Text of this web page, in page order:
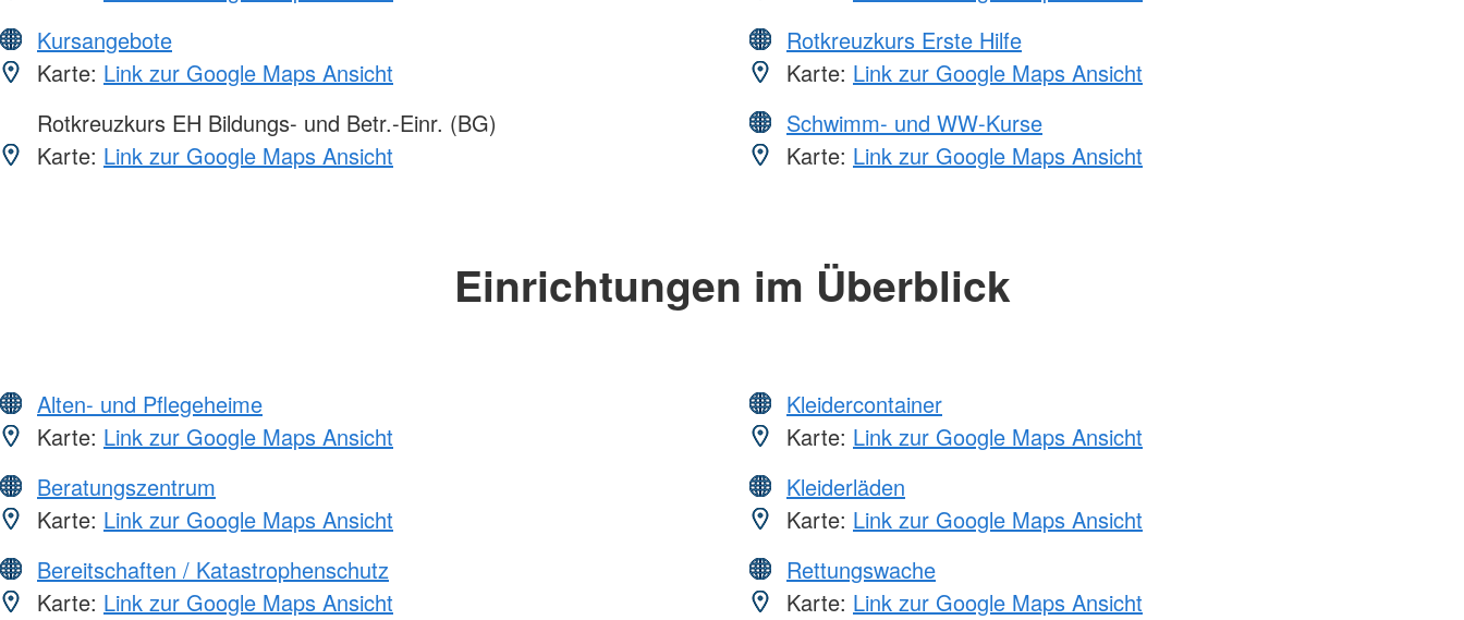
Kursangebote
Karte: Link zur Google Maps Ansicht
Rotkreuzkurs EH Bildungs- und Betr.-Einr. (BG)
Karte: Link zur Google Maps Ansicht
Rotkreuzkurs Erste Hilfe
Karte: Link zur Google Maps Ansicht
Schwimm- und WW-Kurse
Karte: Link zur Google Maps Ansicht
Einrichtungen im Überblick
Alten- und Pflegeheime
Karte: Link zur Google Maps Ansicht
Beratungszentrum
Karte: Link zur Google Maps Ansicht
Bereitschaften / Katastrophenschutz
Karte: Link zur Google Maps Ansicht
Kleidercontainer
Karte: Link zur Google Maps Ansicht
Kleiderläden
Karte: Link zur Google Maps Ansicht
Rettungswache
Karte: Link zur Google Maps Ansicht